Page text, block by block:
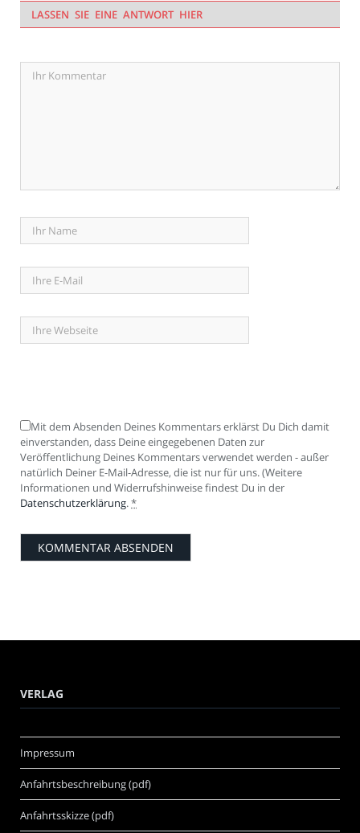
LASSEN SIE EINE ANTWORT HIER
Mit dem Absenden Deines Kommentars erklärst Du Dich damit
einverstanden, dass Deine eingegebenen Daten zur
Veröffentlichung Deines Kommentars verwendet werden - außer
natürlich Deiner E-Mail-Adresse, die ist nur für uns. (Weitere
Informationen und Widerrufshinweise findest Du in der
Datenschutzerklärung.*
VERLAG
Impressum
Anfahrtsbeschreibung (pdf)
Anfahrtsskizze (pdf)